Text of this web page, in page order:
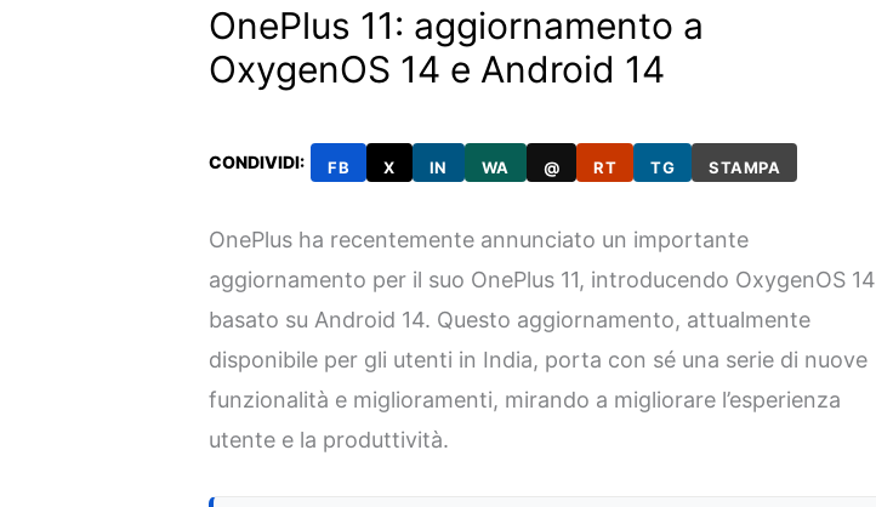
OnePlus 11: aggiornamento a
OxygenOS 14 e Android 14
CONDIVIDI: FB X IN WA @ RT TG STAMPA
OnePlus ha recentemente annunciato un importante
aggiornamento per il suo OnePlus 11, introducendo OxygenOS 14
basato su Android 14. Questo aggiornamento, attualmente
disponibile per gli utenti in India, porta con sé una serie di nuove
funzionalità e miglioramenti, mirando a migliorare l’esperienza
utente e la produttività.